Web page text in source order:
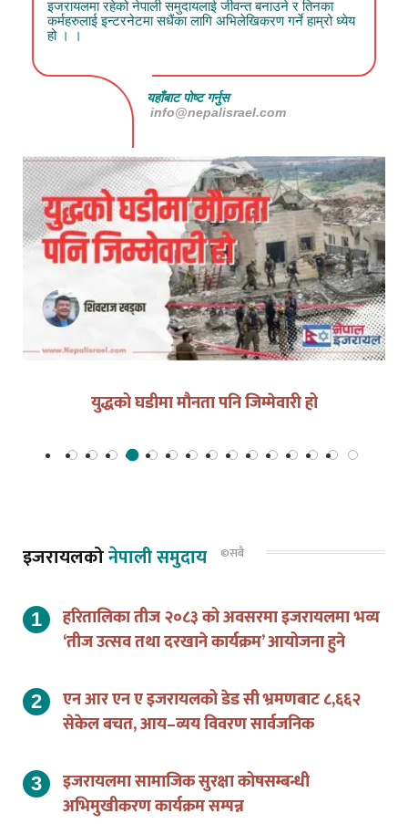
इजरायलमा रहेको नेपाली समुदायलाई जीवन्त बनाउने र तिनका
कर्महरुलाई इन्टरनेटमा सधैंका लागि अभिलेखिकरण गर्ने हाम्रो ध्येय
हो । ।
यहाँबाट पोष्ट गर्नुस
info@nepalisrael.com
युद्धको घडीमा मौनता पनि जिम्मेवारी हो
इजरायलकोनेपाली समुदाय ©सबै
हरितालिका तीज २०८३ को अवसरमा इजरायलमा भव्य
‘तीज उत्सव तथा दरखाने कार्यक्रम’ आयोजना हुने
एन आर एन ए इजरायलको डेड सी भ्रमणबाट ८,६६२
सेकेल बचत, आय–व्यय विवरण सार्वजनिक
इजरायलमा सामाजिक सुरक्षा कोषसम्बन्धी
अभिमुखीकरण कार्यक्रम सम्पन्न